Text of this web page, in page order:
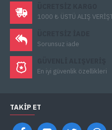
1000 ₺ ÜSTÜ ALIŞ
Sorunsuz iade
En iyi güvenlik özellikleri
TAKIP ET